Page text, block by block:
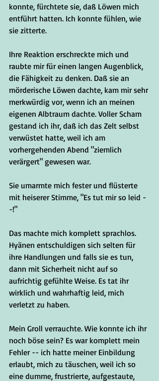
konnte, fürchtete sie, daß Löwen mich
entführt hatten. Ich konnte fühlen, wie
sie zitterte.
Ihre Reaktion erschreckte mich und
raubte mir für einen langen Augenblick,
die Fähigkeit zu denken. Daß sie an
mörderische Löwen dachte, kam mir sehr
merkwürdig vor, wenn ich an meinen
eigenen Albtraum dachte. Voller Scham
gestand ich ihr, daß ich das Zelt selbst
verwüstet hatte, weil ich am
vorhergehenden Abend "ziemlich
verärgert" gewesen war.
Sie umarmte mich fester und flüsterte
mit heiserer Stimme, "Es tut mir so leid -
-!"
Das machte mich komplett sprachlos.
Hyänen entschuldigen sich selten für
ihre Handlungen und falls sie es tun,
dann mit Sicherheit nicht auf so
aufrichtig gefühlte Weise. Es tat ihr
wirklich und wahrhaftig leid, mich
verletzt zu haben.
Mein Groll verrauchte. Wie konnte ich ihr
noch böse sein? Es war komplett mein
Fehler -- ich hatte meiner Einbildung
erlaubt, mich zu täuschen, weil ich so
eine dumme, frustrierte, aufgestaute,